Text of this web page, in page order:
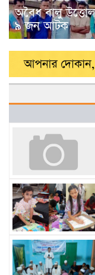
অবৈধ বালু
৯ জন আটক